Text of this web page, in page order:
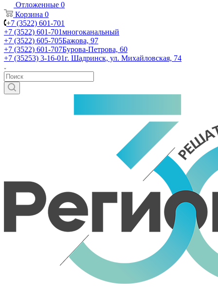
Отложенные 0
Корзина 0
+7 (3522) 601-701
+7 (3522) 601-701многоканальный
+7 (3522) 605-705Бажова, 97
+7 (3522) 601-707Бурова-Петрова, 60
+7 (35253) 3-16-01г. Шадринск, ул. Михайловская, 74